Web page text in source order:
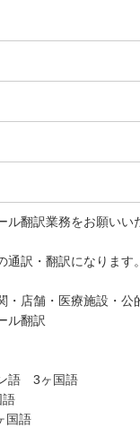
翻訳業務をお願いい
訳・翻訳になります。
・店舗・医療施設・公
ル翻訳
語 3ヶ国語
国語